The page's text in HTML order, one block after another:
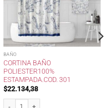
BAÑO
CORTINA BAÑO
POLIESTER100%
ESTAMPADA.COD. 301
$22.134,38
Cortina Baño Poliester100%